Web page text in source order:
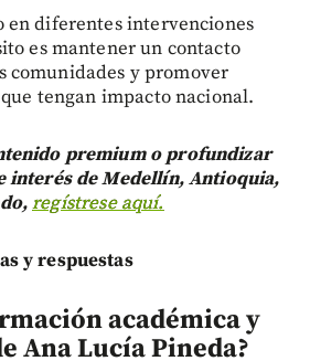
en diferentes intervenciones
es mantener un contacto
comunidades y promover
tengan impacto nacional.
premium o profundizar
interés de Medellín, Antioquia,
regístrese aquí.
y respuestas
académica y
Ana Lucía Pineda?